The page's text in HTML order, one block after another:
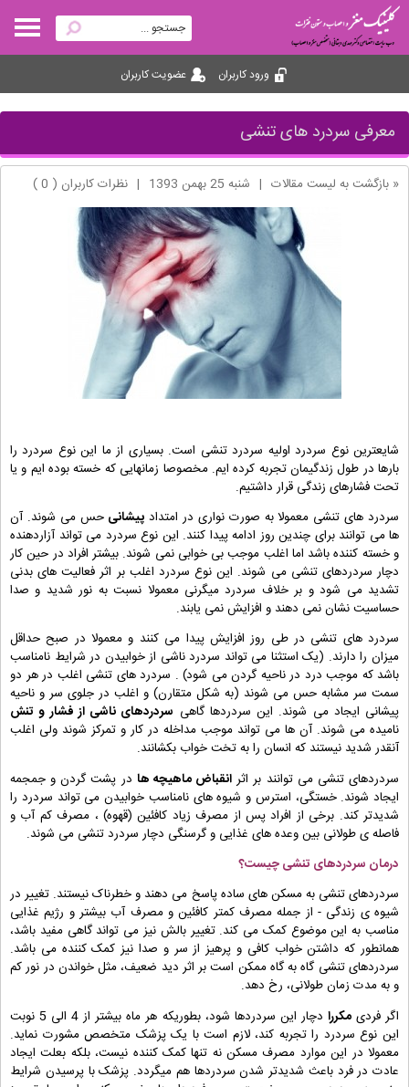
ورود کاربران عضویت کاربران
معرفی سردرد های تنشی
« بازگشت به لیست مقالات | شنبه 25 بهمن 1393 | نظرات کاربران ( 0 )
شایعترین نوع سردرد اولیه سردرد تنشی است. بسیاری از ما این نوع سردرد را
بارها در طول زندگیمان تجربه کرده ایم. مخصوصا زمانهایی که خسته بوده ایم و یا
تحت فشارهای زندگی قرار داشتیم.
سردرد های تنشی معمولا به صورت نواری در امتداد پیشانی حس می شوند. آن
ها می توانند برای چندین روز ادامه پیدا کنند. این نوع سردرد می تواند آزاردهنده
و خسته کننده باشد اما اغلب موجب بی خوابی نمی شوند. بیشتر افراد در حین کار
دچار سردردهای تنشی می شوند. این نوع سردرد اغلب بر اثر فعالیت های بدنی
تشدید می شود و بر خلاف سردرد میگرنی معمولا نسبت به نور شدید و صدا
حساسیت نشان نمی دهند و افزایش نمی یابند.
سردرد های تنشی در طی روز افزایش پیدا می کنند و معمولا در صبح حداقل
میزان را دارند. (یک استثنا می تواند سردرد ناشی از خوابیدن در شرایط نامناسب
باشد که موجب درد در ناحیه گردن می شود) . سردرد های تنشی اغلب در هر دو
سمت سر مشابه حس می شوند (به شکل متقارن) و اغلب در جلوی سر و ناحیه
پیشانی ایجاد می شوند. این سردردها گاهی سردردهای ناشی از فشار و تنش
نامیده می شوند. آن ها می تواند موجب مداخله در کار و تمرکز شوند ولی اغلب
آنقدر شدید نیستند که انسان را به تخت خواب بکشانند.
سردردهای تنشی می توانند بر اثر انقباض ماهیچه ها در پشت گردن و جمجمه
ایجاد شوند. خستگی، استرس و شیوه های نامناسب خوابیدن می تواند سردرد را
شدیدتر کند. برخی از افراد پس از مصرف زیاد کافئین (قهوه) ، مصرف کم آب و
فاصله ی طولانی بین وعده های غذایی و گرسنگی دچار سردرد تنشی می شوند.
درمان سردردهای تنشی چیست؟
سردردهای تنشی به مسکن های ساده پاسخ می دهند و خطرناک نیستند. تغییر در
شیوه ی زندگی - از جمله مصرف کمتر کافئین و مصرف آب بیشتر و رژیم غذایی
مناسب به این موضوع کمک می کند. تغییر بالش نیز می تواند گاهی مفید باشد،
همانطور که داشتن خواب کافی و پرهیز از سر و صدا نیز کمک کننده می باشد.
سردردهای تنشی گاه به گاه ممکن است بر اثر دید ضعیف، مثل خواندن در نور کم
و به مدت زمان طولانی، رخ دهد.
اگر فردیمکررا
دچار این سردردها شود، بطوریکه هر ماه بیشتر از 4 الی 5 نوبت
این نوع سردرد را تجربه کند، لازم است با یک پزشک متخصص مشورت نماید.
معمولا در این موارد مصرف مسکن نه تنها کمک کننده نیست، بلکه بعلت ایجاد
عادت در فرد باعث شدیدتر شدن سردردها هم میگردد. پزشک با پرسیدن شرایط